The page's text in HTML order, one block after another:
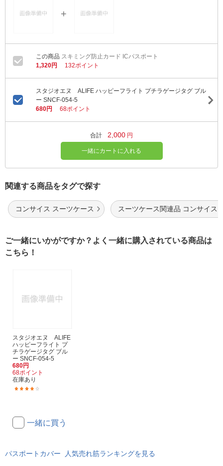
スキミング防止カード ICパスポート
1,320円
132ポイント
スタジオエヌ ALIFE ハッピーフライト プチラゲージタグ ブル
ー SNCF-054-5
680円
68ポイント
合計 2,000 円
一緒にカートに入れる
関連する商品をタグで探す
コンサイス スーツケース スーツケース関連品 コンサイス
ご一緒にいかがですか？よく一緒に購入されている商品は
こちら！
スタジオエヌ ALIFE
ハッピーフライト プ
チラゲージタグ ブル
ー SNCF-054-5
680円
68ポイント
在庫あり
一緒に買う
パスポートカバー 人気売れ筋ランキングを見る